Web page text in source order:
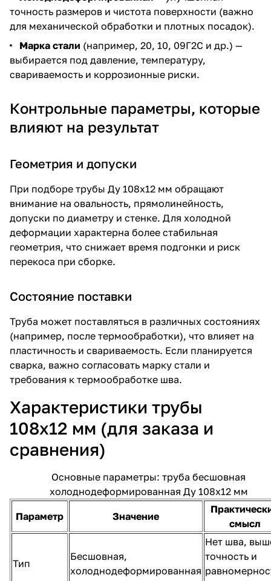
точность размеров и чистота поверхности (важно
для механической обработки и плотных посадок).
Марка стали (например, 20, 10, 09Г2С и др.) —
выбирается под давление, температуру,
свариваемость и коррозионные риски.
Контрольные параметры, которые
влияют на результат
Геометрия и допуски
При подборе трубы Ду 108х12 мм обращают
внимание на овальность, прямолинейность,
допуски по диаметру и стенке. Для холодной
деформации характерна более стабильная
геометрия, что снижает время подгонки и риск
перекоса при сборке.
Состояние поставки
Труба может поставляться в различных состояниях
(например, после термообработки), что влияет на
пластичность и свариваемость. Если планируется
сварка, важно согласовать марку стали и
требования к термообработке шва.
Характеристики трубы
108х12 мм (для заказа и
сравнения)
Основные параметры: труба бесшовная
холоднодеформированная Ду 108х12 мм
Параметр Значение
смысл
Тип
Бесшовная,
холоднодеформированная
Нет шва,
точность и